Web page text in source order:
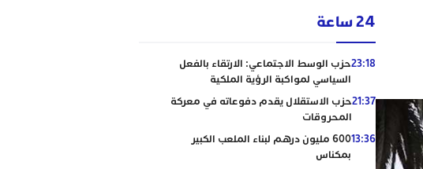
24 ساعة
23:18حزب الوسط الاجتماعي: الارتقاء بالفعل
السياسي لمواكبة الرؤية الملكية
21:37حزب الاستقلال يقدم دفوعاته في معركة
المحروقات
13:36
600 مليون درهم لبناء الملعب الكبير
بمكناس